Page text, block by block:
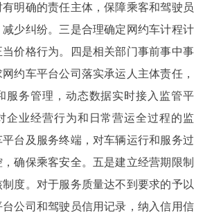
明确的责任主体，保障乘客和驾驶员
少纠纷。三是合理确定网约车计程计
价格行为。四是相关部门事前事中事
约车平台公司落实承运人主体责任，
服务管理，动态数据实时接入监管平
企业经营行为和日常营运全过程的监
台及服务终端，对车辆运行和服务过
确保乘客安全。五是建立经营期限制
度。对于服务质量达不到要求的予以
公司和驾驶员信用记录，纳入信用信